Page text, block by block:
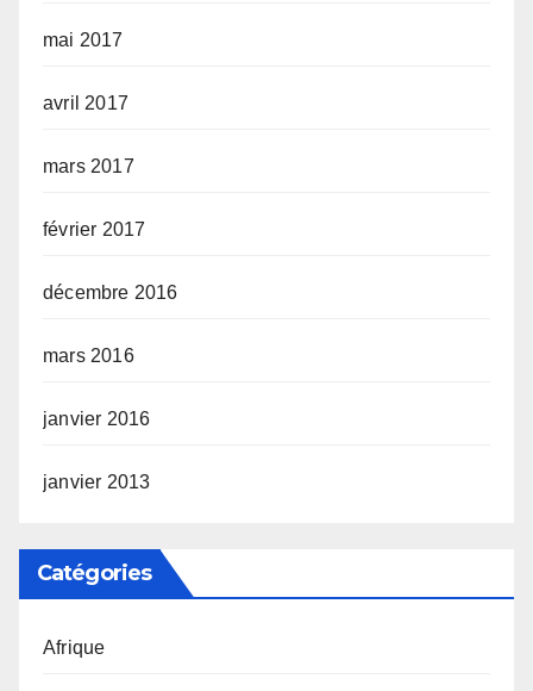
mai 2017
avril 2017
mars 2017
février 2017
décembre 2016
mars 2016
janvier 2016
janvier 2013
Catégories
Afrique